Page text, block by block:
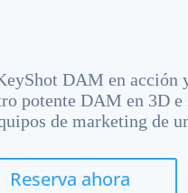
DAM en acción
potente DAM en 3D
de marketing de
Reserva ahora